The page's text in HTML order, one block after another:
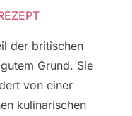
der britischen
Grund. Sie
von einer
kulinarischen